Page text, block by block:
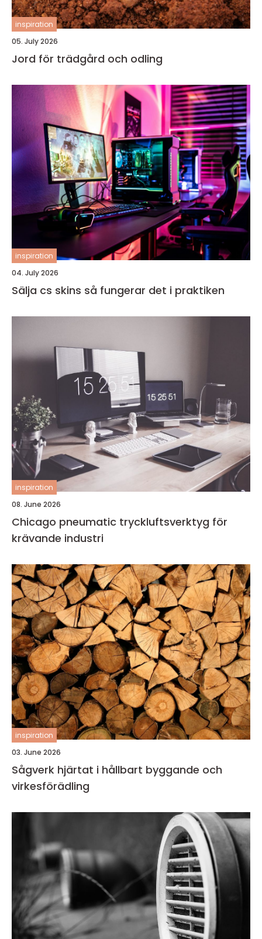
inspiration
05. July 2026
Jord för trädgård och odling
inspiration
04. July 2026
Sälja cs skins så fungerar det i praktiken
inspiration
08. June 2026
Chicago pneumatic tryckluftsverktyg för
krävande industri
inspiration
03. June 2026
Sågverk hjärtat i hållbart byggande och
virkesförädling